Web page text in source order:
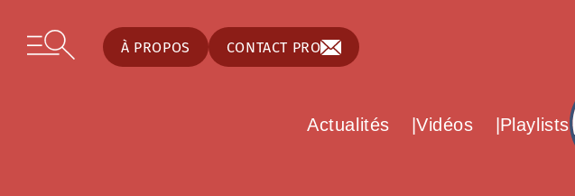
Skip to content
Open secondary menu
À PROPOS CONTACT PRO
Actualités Vidéos Playlists